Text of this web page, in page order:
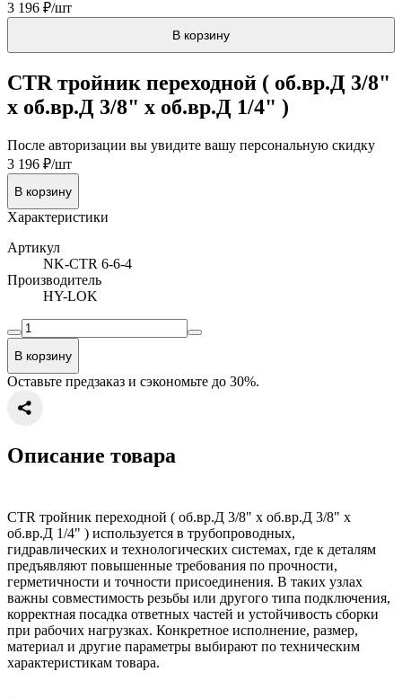
3 196 ₽/шт
В корзину
CTR тройник переходной ( об.вр.Д 3/8"
x об.вр.Д 3/8" x об.вр.Д 1/4" )
После авторизации вы увидите вашу персональную скидку
3 196 ₽/шт
В корзину
Характеристики
Артикул
NK-CTR 6-6-4
Производитель
HY-LOK
В корзину
Оставьте предзаказ и сэкономьте до 30%.
Описание товара
CTR тройник переходной ( об.вр.Д 3/8" x об.вр.Д 3/8" x
об.вр.Д 1/4" ) используется в трубопроводных,
гидравлических и технологических системах, где к деталям
предъявляют повышенные требования по прочности,
герметичности и точности присоединения. В таких узлах
важны совместимость резьбы или другого типа подключения,
корректная посадка ответных частей и устойчивость сборки
при рабочих нагрузках. Конкретное исполнение, размер,
материал и другие параметры выбирают по техническим
характеристикам товара.